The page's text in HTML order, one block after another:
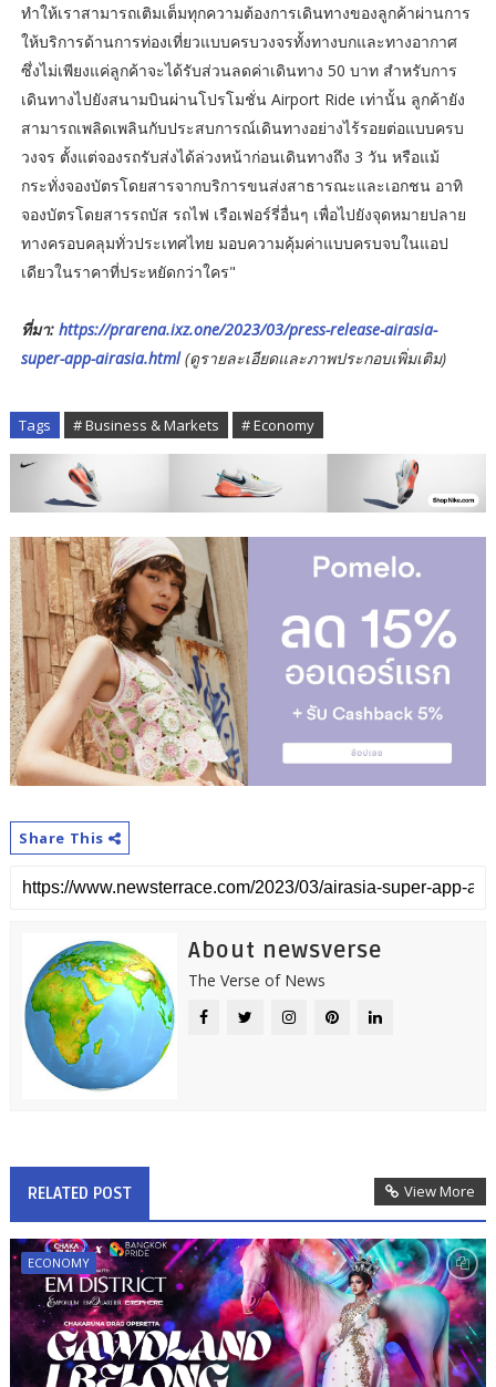
ทำให้เราสามารถเติมเต็มทุกความต้องการเดินทางของลูกค้าผ่านการ
ให้บริการด้านการท่องเที่ยวแบบครบวงจรทั้งทางบกและทางอากาศ
ซึ่งไม่เพียงแค่ลูกค้าจะได้รับส่วนลดค่าเดินทาง 50 บาท สำหรับการ
เดินทางไปยังสนามบินผ่านโปรโมชั่น Airport Ride เท่านั้น ลูกค้ายัง
สามารถเพลิดเพลินกับประสบการณ์เดินทางอย่างไร้รอยต่อแบบครบ
วงจร ตั้งแต่จองรถรับส่งได้ล่วงหน้าก่อนเดินทางถึง 3 วัน หรือแม้
กระทั่งจองบัตรโดยสารจากบริการขนส่งสาธารณะและเอกชน อาทิ
จองบัตรโดยสารรถบัส รถไฟ เรือเฟอร์รี่อื่นๆ เพื่อไปยังจุดหมายปลาย
ทางครอบคลุมทั่วประเทศไทย มอบความคุ้มค่าแบบครบจบในแอป
เดียวในราคาที่ประหยัดกว่าใคร"
ที่มา: https://prarena.ixz.one/2023/03/press-release-airasia-
super-app-airasia.html(ดูรายละเอียดและภาพประกอบเพิ่มเติม)
Tags # Business & Markets # Economy
Share This
About newsverse
The Verse of News
RELATED POST View More
ECONOMY